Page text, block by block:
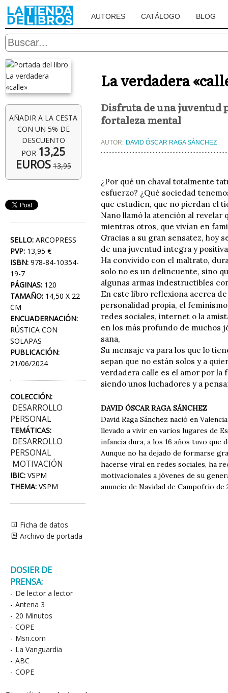
AUTORES CATÁLOGO BLOG
AÑADIR A LA CESTA
CON UN 5% DE
DESCUENTO
POR 13,25
EUROS 13,95
SELLO: ARCOPRESS
PVP: 13,95 €
ISBN: 978-84-10354-
19-7
PÁGINAS: 120
TAMAÑO: 14,50 X 22
CM
ENCUADERNACIÓN:
RÚSTICA CON
SOLAPAS
PUBLICACIÓN:
21/06/2024
COLECCIÓN:
DESARROLLO
PERSONAL
TEMÁTICAS:
DESARROLLO
PERSONAL
MOTIVACIÓN
IBIC: VSPM
THEMA: VSPM
Ficha de datos
Archivo de portada
DOSIER DE
PRENSA:
- De lector a lector
- Antena 3
- 20 Minutos
- COPE
- Msn.com
- La Vanguardia
- ABC
- COPE
La verdadera
Disfruta de una juventud
fortaleza mental
AUTOR: DAVID ÓSCAR RAGA SÁNCHEZ
¿Por qué un chaval totalmente
esfuerzo? ¿Qué sociedad
que estudien, que no pierdan el
Nano llamó la atención al revelar
mientras otros, que vivían en
Gracias a su gran sensatez, hoy
de una juventud integra y
Ha convivido con el maltrato,
solo no es un delincuente, sino
algunas armas indestructibles
En este libro reflexiona acerca
personalidad propia, el
redes sociales, internet o la
en los más profundo de muchos
sana,
Su mensaje va para los que lo
sepan que no están solos y a
verdadera calle es el amor por la
siendo unos luchadores y a
DAVID ÓSCAR RAGA SÁNCHEZ
David Raga Sánchez nació en
llevado a vivir en varios lugares de
infancia dura, a los 16 años tuvo
Aunque no ha dejado de formarse
hacerse viral en redes sociales, ha
motivacionales a jóvenes de su
anuncio de Navidad de Campofrío